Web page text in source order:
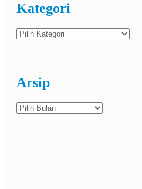
Kategori
Kategori
Arsip
Arsip